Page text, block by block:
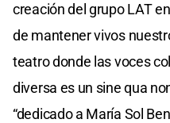
creación del grupo LAT
de mantener vivos
teatro donde las voces
diversa es un sine qua
“dedicado a María Sol